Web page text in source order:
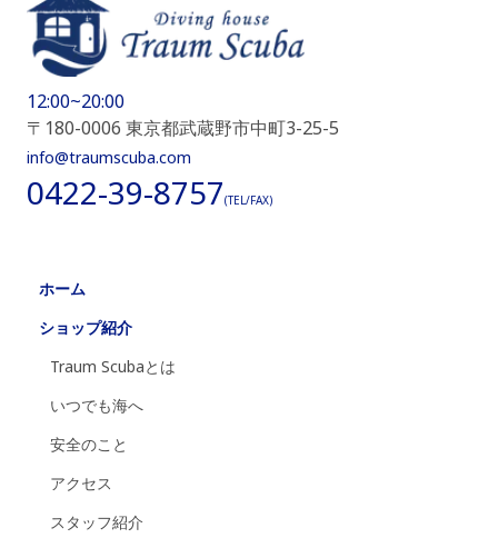
12:00~20:00
〒180-0006 東京都武蔵野市中町3-25-5
info@traumscuba.com
0422-39-8757(TEL/FAX)
ホーム
ショップ紹介
Traum Scubaとは
いつでも海へ
安全のこと
アクセス
スタッフ紹介